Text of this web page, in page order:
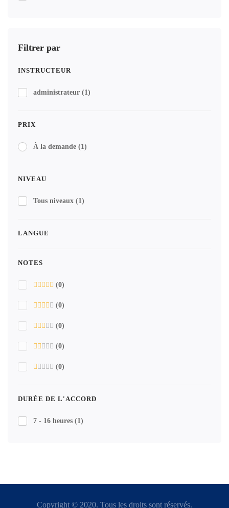
Filtrer par
INSTRUCTEUR
administrateur (1)
PRIX
À la demande (1)
NIVEAU
Tous niveaux (1)
LANGUE
NOTES
(0)
(0)
(0)
(0)
(0)
DURÉE DE L'ACCORD
7 - 16 heures (1)
Copyright © 2020. Tous les droits sont réservés.